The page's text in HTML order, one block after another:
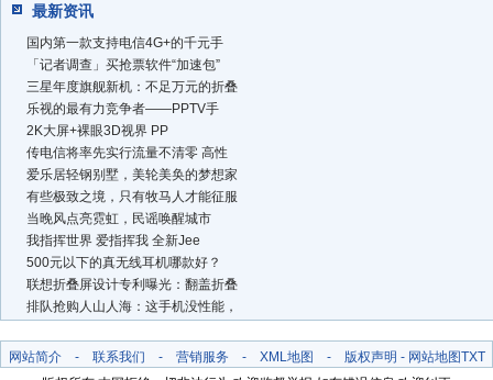
最新资讯
国内第一款支持电信4G+的千元手
「记者调查」买抢票软件“加速包”
三星年度旗舰新机：不足万元的折叠
乐视的最有力竞争者——PPTV手
2K大屏+裸眼3D视界 PP
传电信将率先实行流量不清零 高性
爱乐居轻钢别墅，美轮美奂的梦想家
有些极致之境，只有牧马人才能征服
当晚风点亮霓虹，民谣唤醒城市
我指挥世界 爱指挥我 全新Jee
500元以下的真无线耳机哪款好？
联想折叠屏设计专利曝光：翻盖折叠
排队抢购人山人海：这手机没性能，
网站简介- 联系我们 - 营销服务 - XML地图 - 版权声明 - 网站地图TXT